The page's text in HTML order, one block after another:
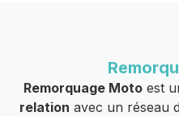
Remorquage Motoest
relation avec un réseau